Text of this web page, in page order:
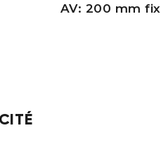
AV: 200 mm